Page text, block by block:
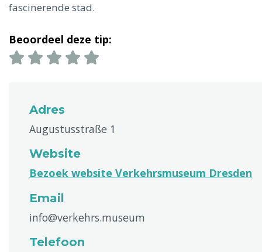
fascinerende stad.
Beoordeel deze tip:
Adres
Augustusstraße 1
Website
Bezoek website Verkehrsmuseum Dresden
Email
info@verkehrs.museum
Telefoon